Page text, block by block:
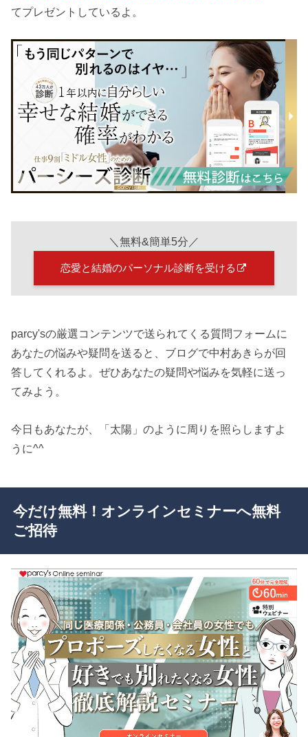
てプレゼントしているよ。
＼無料&簡単5分／
恋愛と結婚のパーソナル診断を受ける
parcy'sの厳選コンテンツで送られてくる質問フォームに
あなたの悩みや疑問を送ると、ブログで中村あきらが回
答してくれるよ。ぜひあなたの疑問や悩みを気軽に送っ
てみよう。
今日もあなたが、「太陽」のように周りを照らしますよ
うに^^
今だけ無料！オンラインセミナーへ無料
ご招待